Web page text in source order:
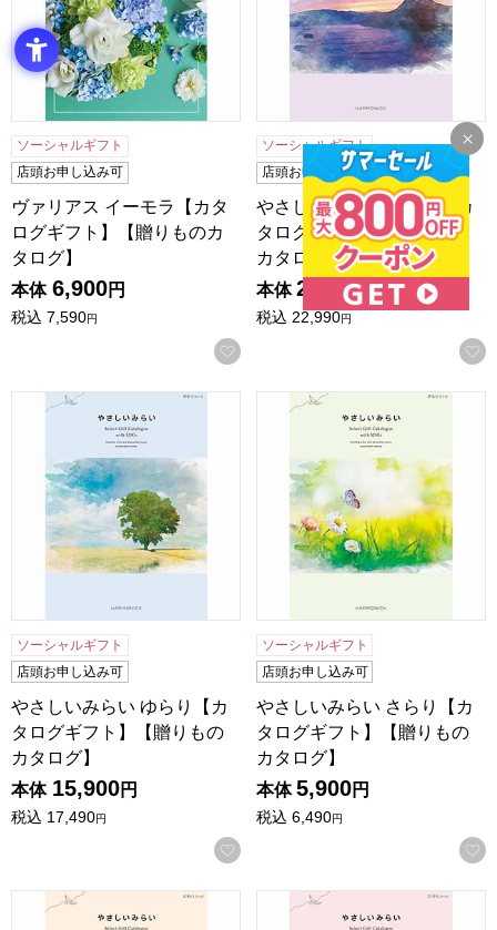
ソーシャルギフト
店頭お申し込み可
ヴァリアス イーモラ【カタ
ログギフト】【贈りものカ
タログ】
本体 6,900円
税込 7,590円
お気に入りに登録する
ソーシャルギフト
店頭お申し込み可
やさしいみらい きらり【カ
タログギフト】【贈りもの
カタログ】
本体 20,900 円
税込 22,990円
やさしいみらい ゆらり【カタログギフト】【贈りものカタ
ソーシャルギフト
店頭お申し込み可
やさしいみらい ゆらり【カ
タログギフト】【贈りもの
カタログ】
本体 15,900円
税込 17,490円
お気に入りに登録する
やさしいみらい さらり【カ
ソーシャルギフト
店頭お申し込み可
やさしいみらい さらり【カ
タログギフト】【贈りもの
カタログ】
本体 5,900円
税込 6,490円
やさしいみらい ふわり【カタログギフト】【贈りものカタ
やさしいみらい ひらり【カ